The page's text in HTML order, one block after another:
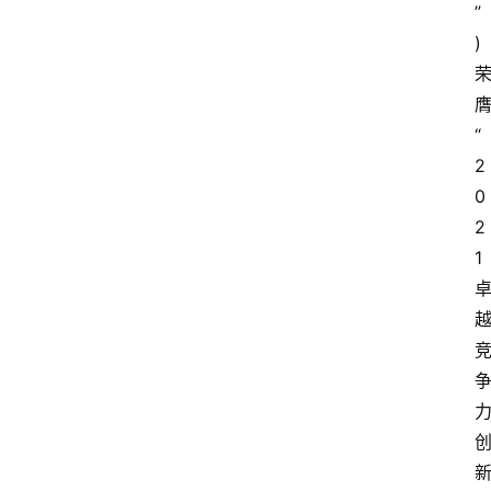
”
)
荣
膺
“
2
0
2
1
卓
越
竞
争
力
创
新